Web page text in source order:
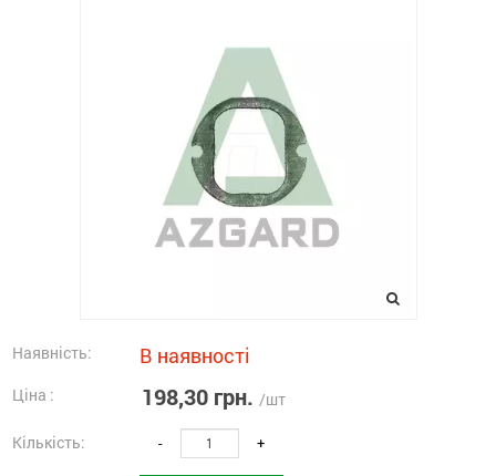
Наявність: В наявності
Ціна : 198,30 грн. /шт
Кількість: - +